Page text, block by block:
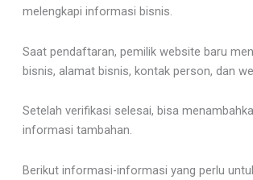
melengkapi informasi bisnis.
Saat pendaftaran, pemilik website baru
bisnis, alamat bisnis, kontak person, dan
Setelah verifikasi selesai, bisa
informasi tambahan.
Berikut informasi-informasi yang perlu